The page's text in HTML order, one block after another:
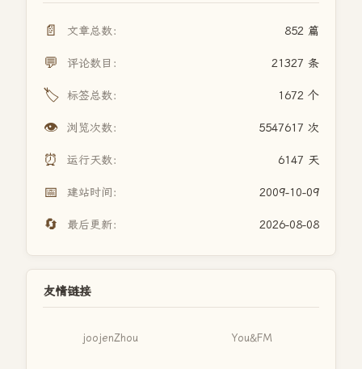
📄 文章总数： 852 篇
💬 评论数目： 21327 条
🏷️ 标签总数： 1672 个
👁️ 浏览次数： 5547617 次
⏰ 运行天数： 6147 天
📅 建站时间： 2009-10-09
🔄 最后更新： 2026-08-08
友情链接
joojenZhou You&FM